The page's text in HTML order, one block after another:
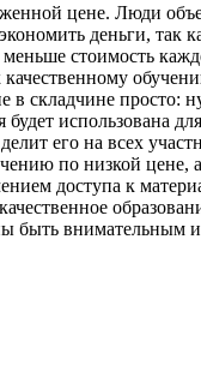
цене. Люди
деньги, так
стоимость
в складчине
использована
его на всех
по низкой цене,
доступа к
быть внимательным